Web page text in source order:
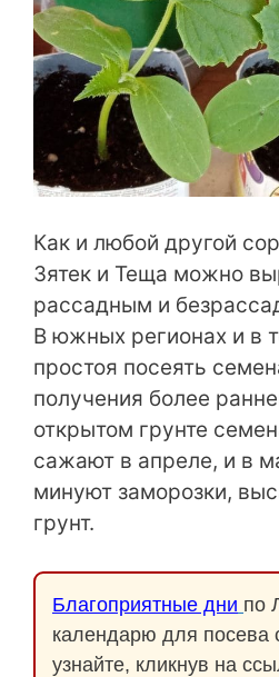
Как и любой другой
Зятек и Теща можно
рассадным и
В южных регионах и в
простоя посеять
получения более
открытом грунте
сажают в апреле, и в
минуют заморозки,
грунт.
Благоприятные дни по
календарю для посева
узнайте, кликнув на